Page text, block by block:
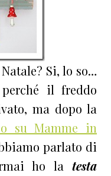
Si, lo so…
il freddo
ma dopo la
su Mamme in
parlato di
ho la testa